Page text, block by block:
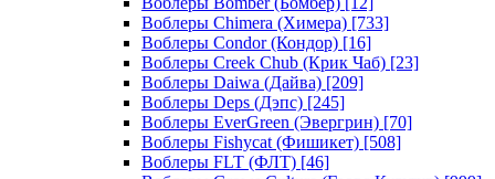
Воблеры Chimera (Химера) [733]
Воблеры Condor (Кондор) [16]
Воблеры Creek Chub (Крик Чаб) [23]
Воблеры Daiwa (Дайва) [209]
Воблеры Deps (Дэпс) [245]
Воблеры EverGreen (Эвергрин) [70]
Воблеры Fishycat (Фишикет) [508]
Воблеры FLT (ФЛТ) [46]